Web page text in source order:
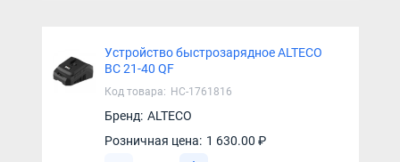
Устройство быстрозарядное ALTECO
BC 21-40 QF
Код товара: НС-1761816
Бренд: ALTECO
Розничная цена: 1 630.00 ₽